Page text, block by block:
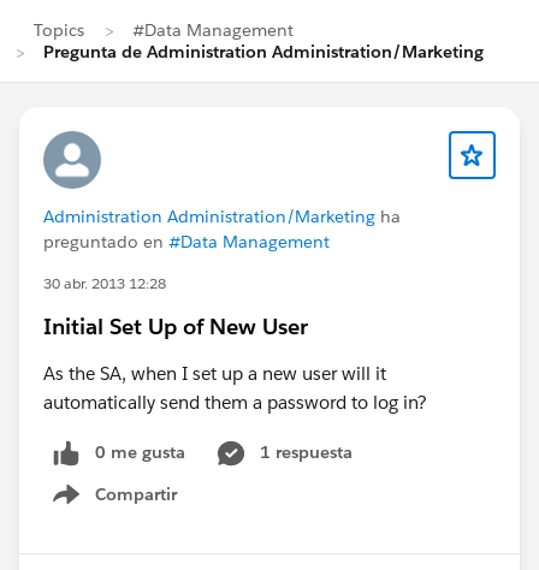
Topics
#Data Management
Pregunta de Administration Administration/Marketing
Administration Administration/Marketing ha
preguntado en #Data Management
30 abr. 2013 12:28
Initial Set Up of New User
As the SA, when I set up a new user will it
automatically send them a password to log in?
0 me gusta
1 respuesta
Compartir
Show menu